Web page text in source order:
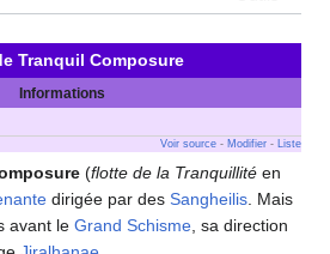
Tranquil Composure
Informations
Voir source - Modifier - Liste
(flotte de la Tranquillité en
dirigée par des Sangheilis . Mais
avant le Grand Schisme , sa direction